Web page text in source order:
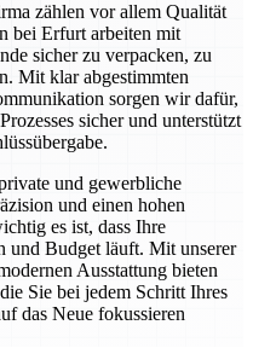
zählen vor allem Qualität
bei Erfurt arbeiten mit
sicher zu verpacken, zu
Mit klar abgestimmten
sorgen wir dafür,
sicher und unterstützt
und gewerbliche
und einen hohen
es ist, dass Ihre
und Budget läuft. Mit unserer
Ausstattung bieten
Sie bei jedem Schritt Ihres
das Neue fokussieren